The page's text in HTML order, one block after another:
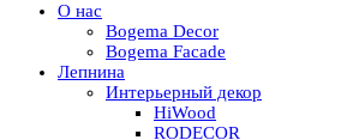
О нас
Bogema Decor
Bogema Facade
Лепнина
Интерьерный декор
HiWood
RODECOR